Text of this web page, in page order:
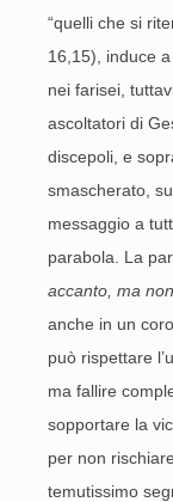
“quelli che si
16,15), induce
nei farisei,
ascoltatori di
discepoli, e
smascherato,
messaggio a
parabola. La
accanto, ma
anche in un
può rispettare
ma fallire
sopportare la
per non
temutissimo